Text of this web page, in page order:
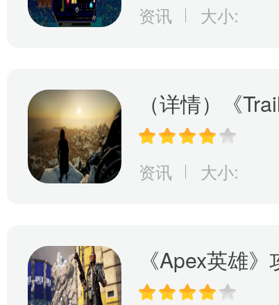
资讯 大小:
（详情）《
Ayash》抢先体
市！探索原住
决定部族未来命
资讯 大小:
《Apex英雄
17赛季更新时间